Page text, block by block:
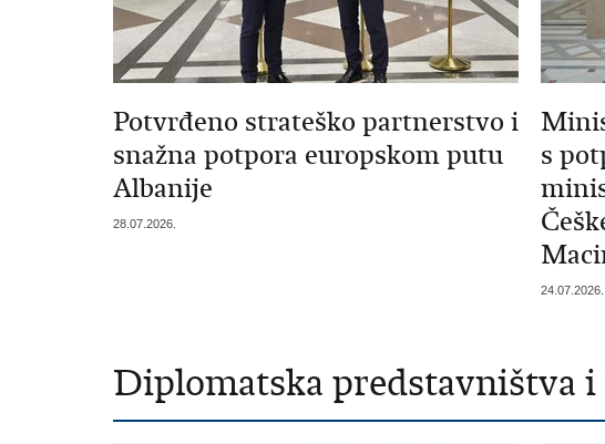
Potvrđeno strateško partnerstvo i
snažna potpora europskom putu
Albanije
28.07.2026.
s
24.07.2026.
Diplomatska predstavništva